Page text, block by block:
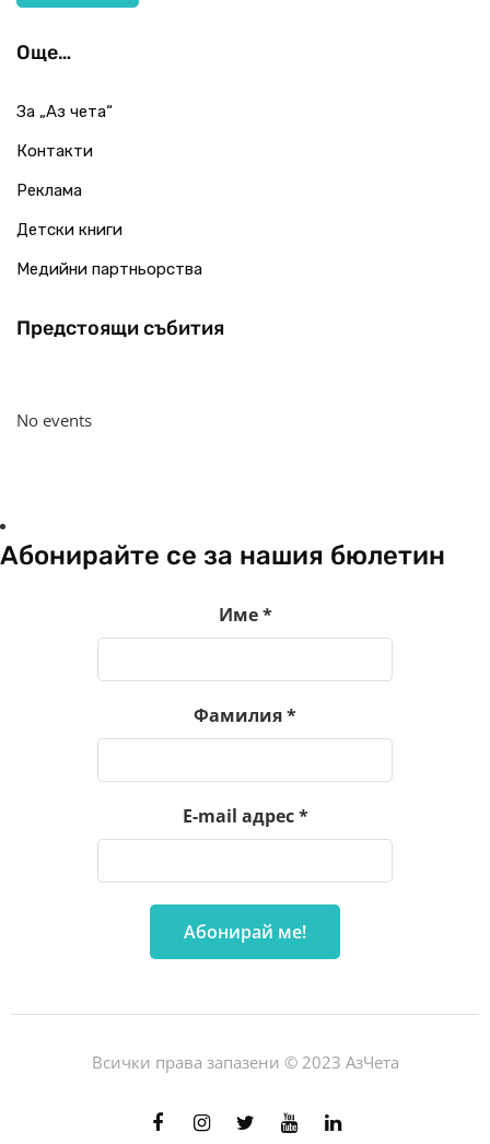
Още…
За „Аз чета“
Контакти
Реклама
Детски книги
Медийни партньорства
Предстоящи събития
No events
Абонирайте се за нашия бюлетин
Име*
Фамилия*
E-mail адрес*
Всички права запазени © 2023 АзЧета